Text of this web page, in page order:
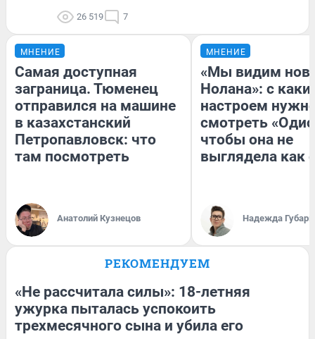
26 519 7
МНЕНИЕ
Самая доступная
заграница. Тюменец
отправился на машине
в казахстанский
Петропавловск: что
там посмотреть
Анатолий Кузнецов
МНЕНИЕ
«Мы видим
Нолана»: с
настроем
смотреть
чтобы она не
выглядела как
Надежда Губарь
РЕКОМЕНДУЕМ
«Не рассчитала силы»: 18-летняя
ужурка пыталась успокоить
трехмесячного сына и убила его